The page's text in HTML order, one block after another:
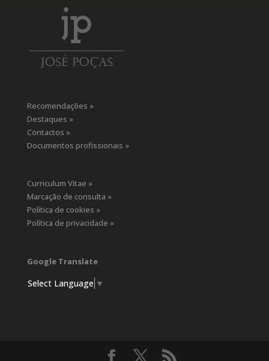
Recomendações »
Destaques »
Contactos »
Documentos profissionais »
Curriculum Vitae »
Marcação de consulta »
Política de cookies »
Política de privacidade »
Google Translate
Select Language ▼